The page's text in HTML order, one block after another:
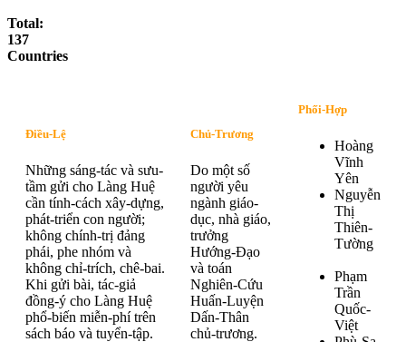
Total:
137
Countries
Điều-Lệ
Những sáng-tác và sưu-
tầm gửi cho Làng Huệ
cần tính-cách xây-dựng,
phát-triển con người;
không chính-trị đảng
phái, phe nhóm và
không chỉ-trích, chê-bai.
Khi gửi bài, tác-giả
đồng-ý cho Làng Huệ
phổ-biến miễn-phí trên
sách báo và tuyển-tập.
Chủ-Trương
Do một số
người yêu
ngành giáo-
dục, nhà giáo,
trưởng
Hướng-Đạo
và toán
Nghiên-Cứu
Huấn-Luyện
Dấn-Thân
chủ-trương.
Phối-Hợp
Hoàng
Vĩnh
Yên
Nguyễn
Thị
Thiên-
Tường
Phạm
Trần
Quốc-
Việt